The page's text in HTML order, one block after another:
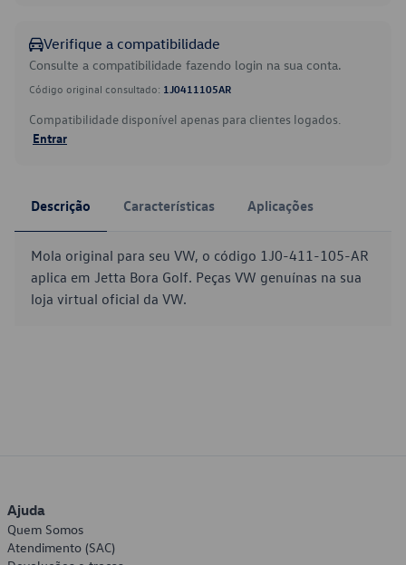
Verifique a compatibilidade
Consulte a compatibilidade fazendo login na sua conta.
Código original consultado: 1J0411105AR
Compatibilidade disponível apenas para clientes logados.
Entrar
Descrição Características Aplicações
Mola original para seu VW, o código 1J0-411-105-AR
aplica em Jetta Bora Golf. Peças VW genuínas na sua
loja virtual oficial da VW.
Ajuda
Quem Somos
Atendimento (SAC)